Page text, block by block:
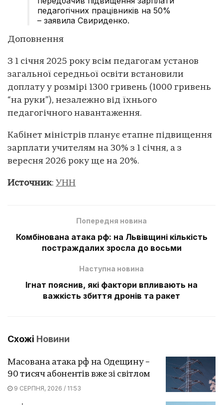
педагогічних працівників на 50%
– заявила Свириденко.
Доповнення
З 1 січня 2025 року всім педагогам установ
загальної середньої освіти встановили
доплату у розмірі 1300 гривень (1000 гривень
“на руки”), незалежно від їхнього
педагогічного навантаження.
Кабінет міністрів планує етапне підвищення
зарплати учителям на 30% з 1 січня, а з
вересня 2026 року ще на 20%.
Источник: УНН
Попередня новина
Комбінована атака рф: на Львівщині кількість
постраждалих зросла до восьми
Наступна новина
Ігнат пояснив, які фактори впливають на
важкість збиття дронів та ракет
Схожі Новини
Масована атака рф на Одещину –
90 тисяч абонентів вже зі світлом
9 СЕРПНЯ, 2026 / 11:53